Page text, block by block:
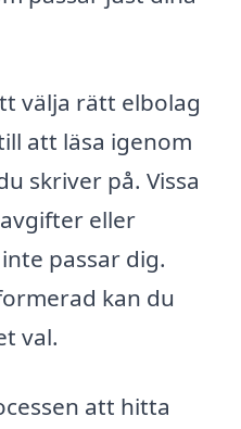
välja rätt elbolag
att läsa igenom
skriver på. Vissa
eller
passar dig.
kan du
val.
att hitta